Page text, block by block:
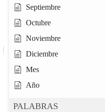
Septiembre
Octubre
Noviembre
Diciembre
Mes
Año
PALABRAS